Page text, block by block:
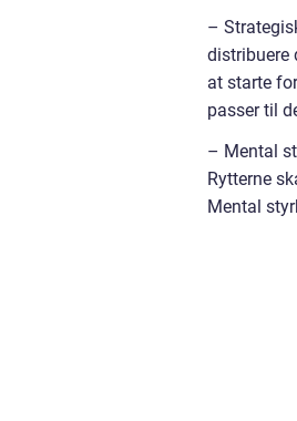
–
distribuere
at starte
passer til
– Mental
Rytterne
Mental